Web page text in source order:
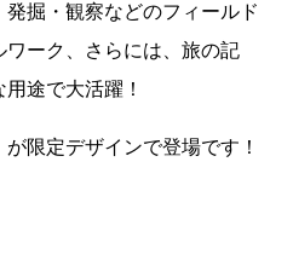
掘・観察などのフィールド
ーク、さらには、旅の記
途で大活躍！
限定デザインで登場です！